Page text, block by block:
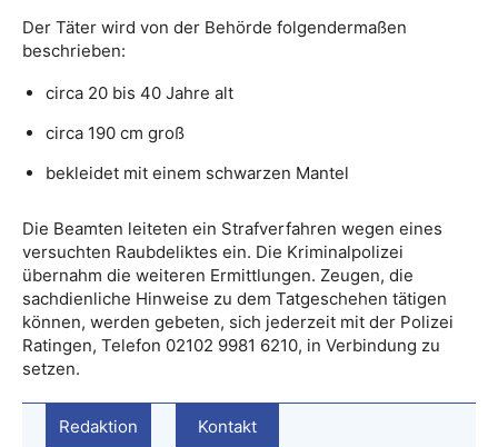
Der Täter wird von der Behörde folgendermaßen
beschrieben:
circa 20 bis 40 Jahre alt
circa 190 cm groß
bekleidet mit einem schwarzen Mantel
Die Beamten leiteten ein Strafverfahren wegen eines
versuchten Raubdeliktes ein. Die Kriminalpolizei
übernahm die weiteren Ermittlungen. Zeugen, die
sachdienliche Hinweise zu dem Tatgeschehen tätigen
können, werden gebeten, sich jederzeit mit der Polizei
Ratingen, Telefon 02102 9981 6210, in Verbindung zu
setzen.
Redaktion Kontakt